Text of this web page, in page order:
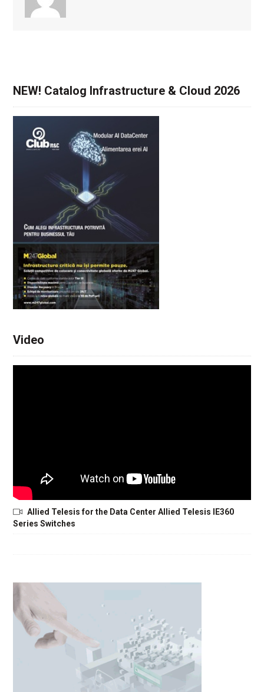
NEW! Catalog Infrastructure & Cloud 2026
Video
Allied Telesis for the Data Center Allied Telesis IE360
Series Switches